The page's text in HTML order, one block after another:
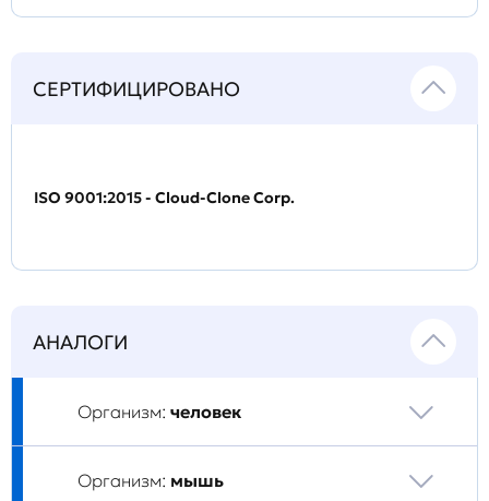
СЕРТИФИЦИРОВАНО
ISO 9001:2015 - Cloud-Clone Corp.
АНАЛОГИ
Организм: человек
Организм: мышь